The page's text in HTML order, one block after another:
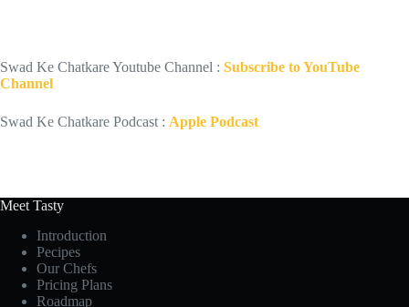
Swad Ke Chatkare Youtube Channel : Subscribe to YouTube
Channel
Swad Ke Chatkare Podcast : Apple Podcast
Meet Tasty
Introduction
Pecipes
Our Chefs
Pricing Plans
Roadmap